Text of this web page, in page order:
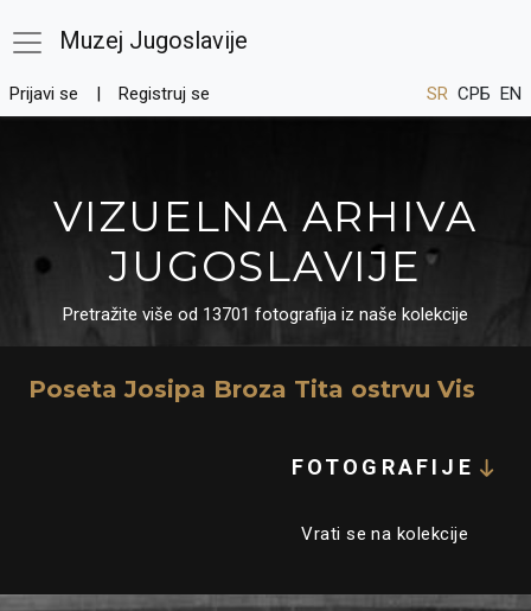
Muzej Jugoslavije
Prijavi se Registruj se SR СРБ EN
VIZUELNA ARHIVA
JUGOSLAVIJE
Pretražite više od 13701 fotografija iz naše kolekcije
Poseta Josipa Broza Tita ostrvu Vis
FOTOGRAFIJE
Vrati se na kolekcije